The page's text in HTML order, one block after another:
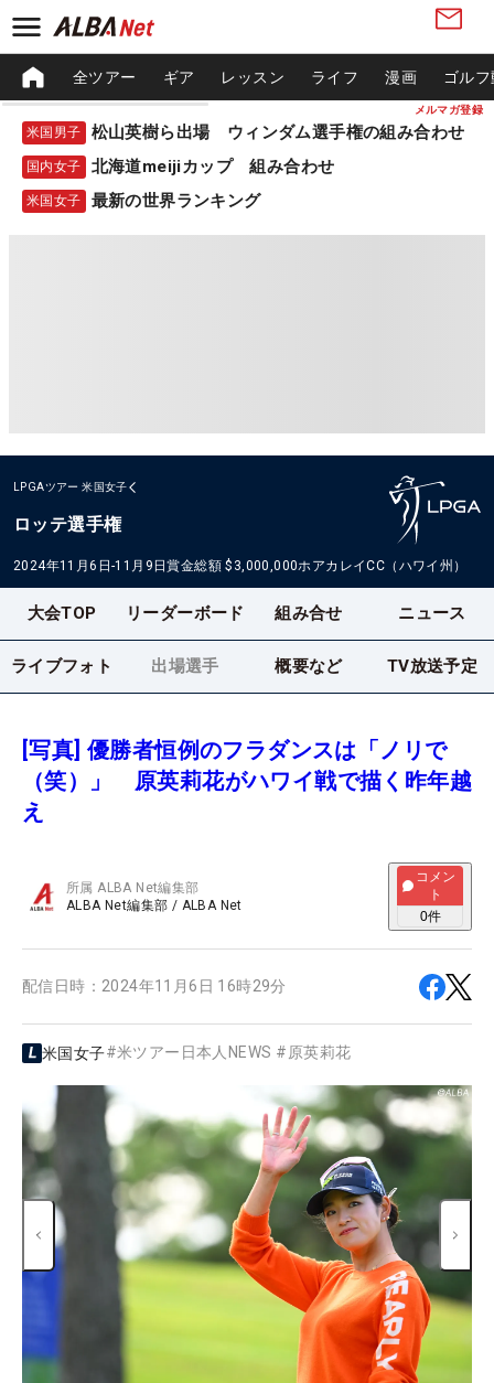
メルマガ登録
全ツアー ギア レッスン ライフ 漫画 ゴル
米国男子 松山英樹ら出場 ウィンダム選手権の組み合わせ
国内女子 北海道meijiカップ 組み合わせ
米国女子 最新の世界ランキング
LPGAツアー 米国女子
ロッテ選手権
2024年11月6日-11月9日賞金総額 $3,000,000ホアカレイCC（ハワイ州）
大会TOP リーダーボード 組み合せ ニュース
ライブフォト 出場選手 概要など TV放送予定
[写真] 優勝者恒例のフラダンスは「ノリで
（笑）」 原英莉花がハワイ戦で描く昨年越
え
所属ALBA Net編集部
ALBA Net編集部 / ALBA Net
コメン
ト
0件
配信日時： 2024年11月6日 16時29分
米国女子#米ツアー日本人NEWS #原英莉花